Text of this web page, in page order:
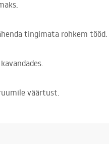
tingimata rohkem tööd.
väärtust.